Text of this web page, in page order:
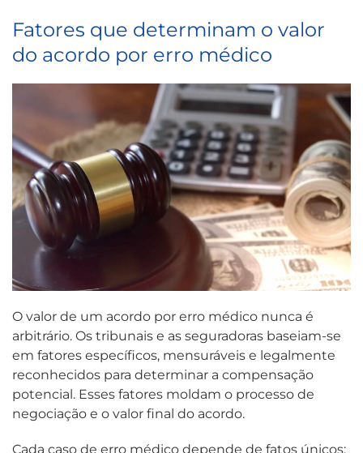
Fatores que determinam o valor
do acordo por erro médico
O valor de um acordo por erro médico nunca é
arbitrário. Os tribunais e as seguradoras baseiam-se
em fatores específicos, mensuráveis e legalmente
reconhecidos para determinar a compensação
potencial. Esses fatores moldam o processo de
negociação e o valor final do acordo.
Cada caso de erro médico depende de fatos únicos;